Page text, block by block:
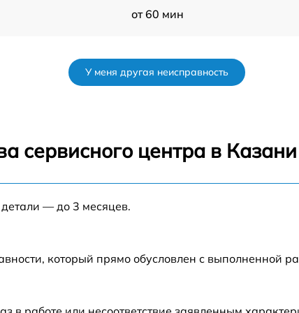
от 60 мин
У меня другая неисправность
сервисного центра в Казани
— до 3 месяцев.
который прямо обусловлен с выполненной